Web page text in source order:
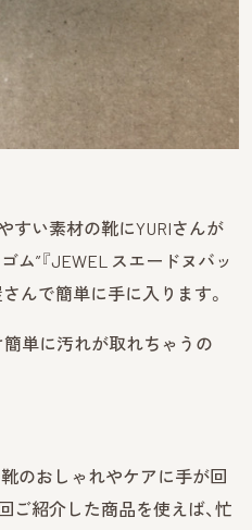
すい素材の靴にYURIさんが
ム”『JEWEL スエードヌバッ
さんで簡単に手に入ります。
単に汚れが取れちゃうの
のおしゃれやケアに手が回
ご紹介した商品を使えば、忙